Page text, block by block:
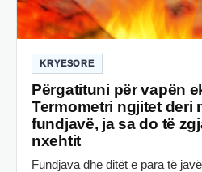
KRYESORE
Përgatituni për vapën
Termometri ngjitet deri
fundjavë, ja sa do të
nxehtit
Fundjava dhe ditët e para të